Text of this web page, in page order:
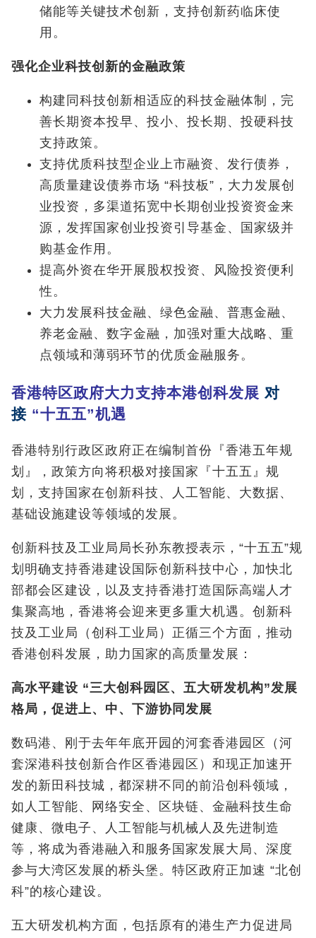
储能等关键技术创新，支持创新药临床使
用。
强化企业科技创新的金融政策
构建同科技创新相适应的科技金融体制，完
善长期资本投早、投小、投长期、投硬科技
支持政策。
支持优质科技型企业上市融资、发行债券，
高质量建设债券市场 “科技板”，大力发展创
业投资，多渠道拓宽中长期创业投资资金来
源，发挥国家创业投资引导基金、国家级并
购基金作用。
提高外资在华开展股权投资、风险投资便利
性。
大力发展科技金融、绿色金融、普惠金融、
养老金融、数字金融，加强对重大战略、重
点领域和薄弱环节的优质金融服务。
香港特区政府大力支持本港创科发展 对
接 “十五五”机遇
香港特别行政区政府正在编制首份『香港五年规
划』，政策方向将积极对接国家『十五五』规
划，支持国家在创新科技、人工智能、大数据、
基础设施建设等领域的发展。
创新科技及工业局局长孙东教授表示，“十五五”规
划明确支持香港建设国际创新科技中心，加快北
部都会区建设，以及支持香港打造国际高端人才
集聚高地，香港将会迎来更多重大机遇。创新科
技及工业局（创科工业局）正循三个方面，推动
香港创科发展，助力国家的高质量发展：
高水平建设 “三大创科园区、五大研发机构”发展
格局，促进上、中、下游协同发展
数码港、刚于去年年底开园的河套香港园区（河
套深港科技创新合作区香港园区）和现正加速开
发的新田科技城，都深耕不同的前沿创科领域，
如人工智能、网络安全、区块链、金融科技生命
健康、微电子、人工智能与机械人及先进制造
等，将成为香港融入和服务国家发展大局、深度
参与大湾区发展的桥头堡。特区政府正加速 “北创
科”的核心建设。
五大研发机构方面，包括原有的港生产力促进局